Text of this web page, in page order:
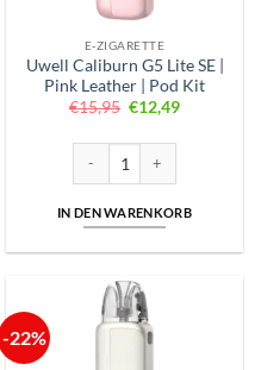
E-ZIGARETTE
Uwell Caliburn G5 Lite SE |
Pink Leather | Pod Kit
€15,95 Ursprünglicher
Preis
€12,49Aktueller
IN DEN WARENKORB
-22%